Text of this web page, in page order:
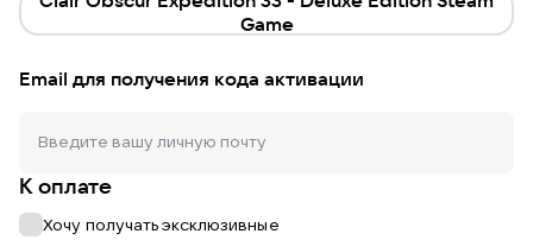
Game
Email для получения кода активации
К оплате
Хочу получать эксклюзивные